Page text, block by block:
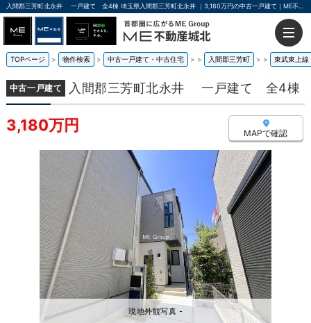
入間郡三芳町北永井 一戸建て 全4棟 埼玉県入間郡三芳町北永井 ｜3,180万円の中古一戸建て｜ME不動産城北
TOPページ 物件検索 中古一戸建て・中古住宅 > 入間郡三芳町 > 東武東上線
中古一戸建て 入間郡三芳町北永井 一戸建て 全4棟
3,180万円 MAPで確認
現地外観写真 -